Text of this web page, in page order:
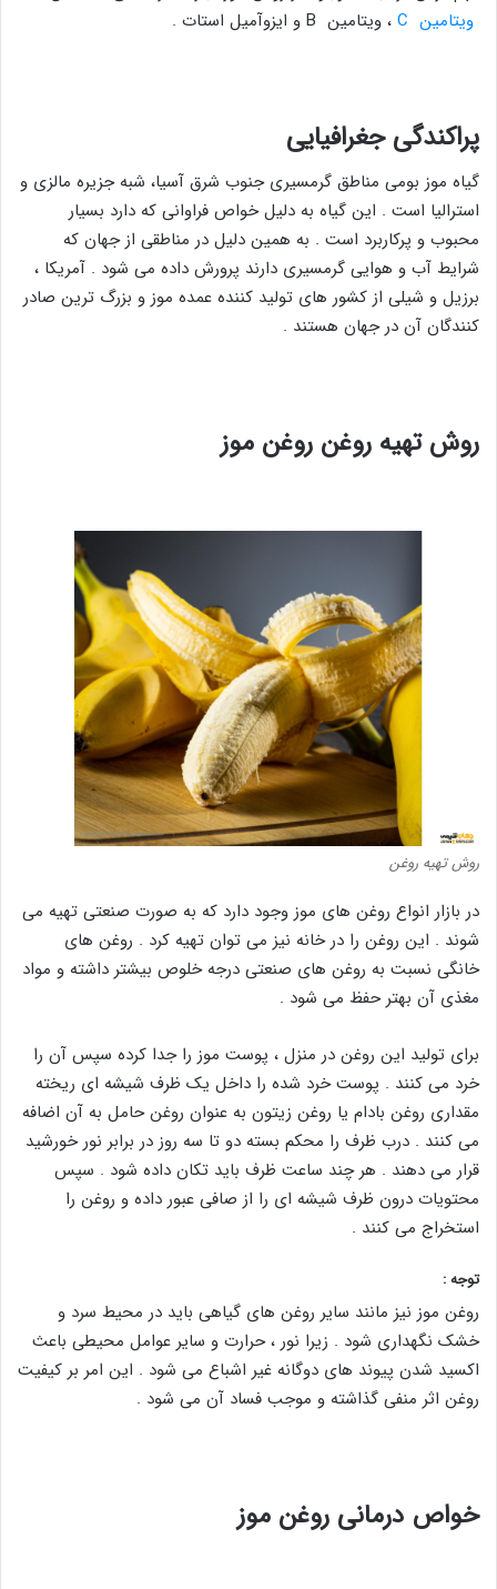
ویتامین C
، ویتامین B و ایزوآمیل استات .
پراکندگی جغرافیایی
گیاه موز بومی مناطق گرمسیری جنوب شرق آسیا، شبه‌ جزیره مالزی و
استرالیا است . این گیاه به دلیل خواص فراوانی که دارد بسیار
محبوب و پرکاربرد است . به همین دلیل در مناطقی از جهان که
شرایط آب و هوایی گرمسیری دارند پرورش داده می شود . آمریکا ،
برزیل و شیلی از کشور های تولید کننده عمده موز و بزرگ ترین صادر
کنندگان آن در جهان هستند .
روش تهیه روغن روغن موز
روش تهیه روغن
در بازار انواع روغن های موز وجود دارد که به صورت صنعتی تهیه می
شوند . این روغن را در خانه نیز می توان تهیه کرد . روغن های
خانگی نسبت به روغن های صنعتی درجه خلوص بیشتر داشته و مواد
مغذی آن بهتر حفظ می شود .
برای تولید این روغن در منزل ، پوست موز را جدا کرده سپس آن را
خرد می کنند . پوست خرد شده را داخل یک ظرف شیشه ای ریخته
مقداری روغن بادام یا روغن زیتون به عنوان روغن حامل به آن اضافه
می کنند . درب ظرف را محکم بسته دو تا سه روز در برابر نور خورشید
قرار می دهند . هر چند ساعت ظرف باید تکان داده شود . سپس
محتویات درون ظرف شیشه ای را از صافی عبور داده و روغن را
استخراج می کنند .
توجه :
روغن موز نیز مانند سایر روغن های گیاهی باید در محیط سرد و
خشک نگهداری شود . زیرا نور ، حرارت و سایر عوامل محیطی باعث
اکسید شدن پیوند های دوگانه غیر اشباع می شود . این امر بر کیفیت
روغن اثر منفی گذاشته و موجب فساد آن می شود .
خواص درمانی روغن موز